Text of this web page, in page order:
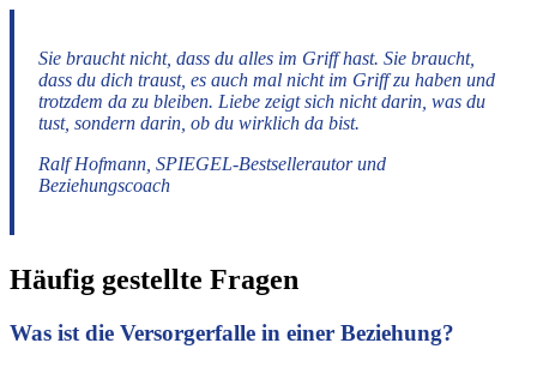
Sie braucht nicht, dass du alles im Griff hast. Sie braucht,
dass du dich traust, es auch mal nicht im Griff zu haben und
trotzdem da zu bleiben. Liebe zeigt sich nicht darin, was du
tust, sondern darin, ob du wirklich da bist.
Ralf Hofmann, SPIEGEL-Bestsellerautor und
Beziehungscoach
Häufig gestellte Fragen
Was ist die Versorgerfalle in einer Beziehung?